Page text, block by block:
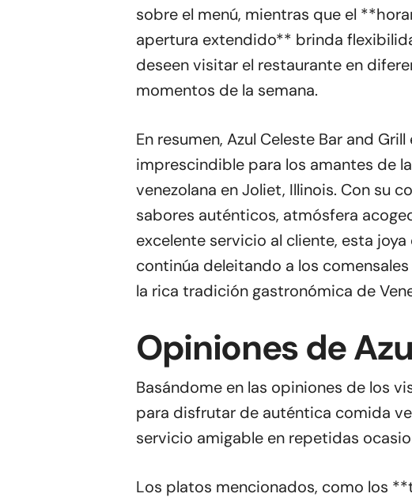
sobre el menú, mientras que el
apertura extendido** brinda
deseen visitar el restaurante en
momentos de la semana.
En resumen, Azul Celeste Bar and Grill
imprescindible para los amantes de
venezolana en Joliet, Illinois. Con su
sabores auténticos, atmósfera
excelente servicio al cliente, esta joya
continúa deleitando a los
la rica tradición gastronómica de
Opiniones de
Basándome en las opiniones de los
para disfrutar de auténtica comida
servicio amigable en repetidas
Los platos mencionados, como los